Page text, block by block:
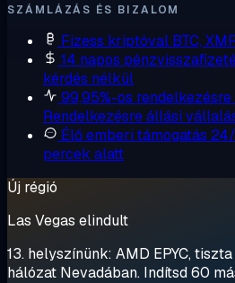
SZÁMLÁZÁS ÉS BIZALOM
Fizess kriptóval BTC,
14 napos
kérdés nélkül
99,95%-os
Rendelkezésre állási
Élő emberi támogatás
percek alatt
Új régió
Las Vegas elindult
13. helyszínünk: AMD EPYC,
hálózat Nevadában. Indítsd 60